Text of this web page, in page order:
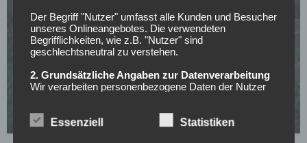
Champions-League-Quali: Shamrock dreht
15.07.2026
Der Begriff "Nutzer" umfasst alle Kunden und Besucher
unseres Onlineangebotes. Die verwendeten
Begrifflichkeiten, wie z.B. "Nutzer" sind
geschlechtsneutral zu verstehen.
2. Grundsätzliche Angaben zur Datenverarbeitung
Wir verarbeiten personenbezogene Daten der Nutzer
Geboten der Datensparsamkeit- und
Essenziell Statistiken